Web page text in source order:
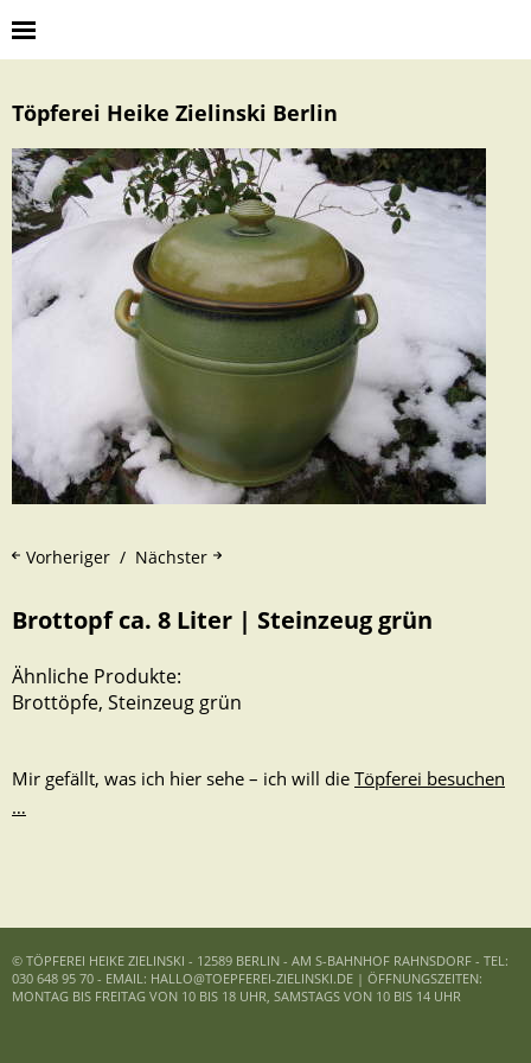
Töpferei Heike Zielinski Berlin
Nächster
Vorheriger
Brottopf ca. 8 Liter | Steinzeug grün
Ähnliche Produkte:
Brottöpfe, Steinzeug grün
Mir gefällt, was ich hier sehe – ich will die Töpferei besuchen
…
© TÖPFEREI HEIKE ZIELINSKI - 12589 BERLIN - AM S-BAHNHOF RAHNSDORF - TEL:
030 648 95 70 - EMAIL: HALLO@TOEPFEREI-ZIELINSKI.DE | ÖFFNUNGSZEITEN:
MONTAG BIS FREITAG VON 10 BIS 18 UHR, SAMSTAGS VON 10 BIS 14 UHR